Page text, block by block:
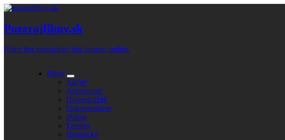
Skip
content
Pozerajfilmy.sk
Filmy bez registrácie, bez limitov, online.
Filmy
Expand
submenu
Akčné
Animované
Dobrodružné
Dokumentárne
Dráma
Fantasy
Historické